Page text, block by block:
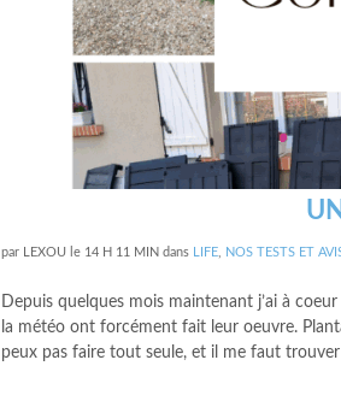
par LEXOU le 14 H 11 MIN dans LIFE NOS TESTS ET
Depuis quelques mois maintenant j’ai à
la météo ont forcément fait leur oeuvre.
peux pas faire tout seule, et il me faut trouver